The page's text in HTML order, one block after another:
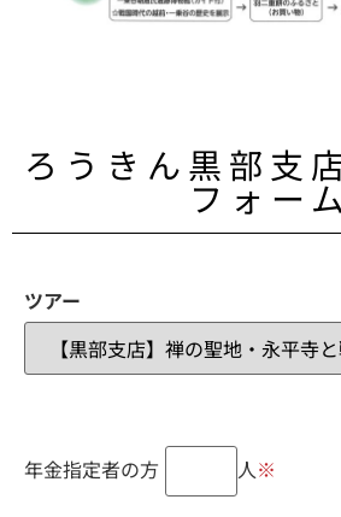
ろうきん黒部支
フォーム
ツアー
年金指定者の方 人※